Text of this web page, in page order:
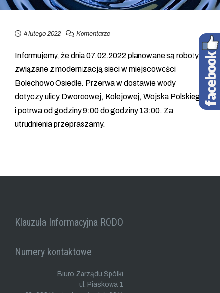
4 lutego 2022 Komentarze
Informujemy, że dnia 07.02.2022 planowane są roboty
związane z modernizacją sieci w miejscowości
Bolechowo Osiedle. Przerwa w dostawie wody
dotyczy ulicy Dworcowej, Kolejowej, Wojska Polskiego
i potrwa od godziny 9:00 do godziny 13:00. Za
utrudnienia przepraszamy.
Klauzula Informacyjna RODO
Numery kontaktowe
Biuro Zarządu Spółki
ul. Piaskowa 1